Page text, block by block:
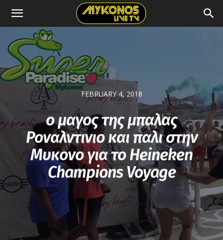
FEBRUARY 4, 2018
ο μαγος της μπαλας
Ροναλντινιο και παλι στην
Μυκονο για το Heineken
Champions Voyage